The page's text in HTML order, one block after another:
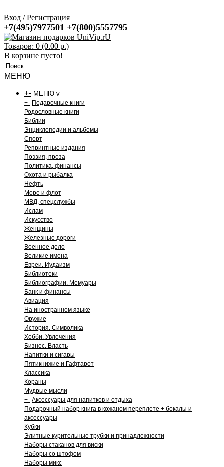
Вход /Регистрация
+7(495)7977501 +7(800)5557795
Товаров: 0 (0.00 р.)
В корзине пусто!
МЕНЮ
+- МЕНЮ v
+- Подарочные книги
Родословные книги
Библии
Энциклопедии и альбомы
Спорт
Репринтные издания
Поэзия, проза
Политика, финансы
Охота и рыбалка
Нефть
Море и флот
МВД, спецслужбы
Ислам
Искусство
Женщины
Железные дороги
Военное дело
Великие имена
Евреи. Иудаизм
Библиотеки
Библиографии. Мемуары
Банк и финансы
Авиация
На иностранном языке
Оружие
История. Символика
Хобби. Увлечения
Бизнес. Власть
Напитки и сигары
Пятикнижие и Гафтарот
Классика
Кораны
Мудрые мысли
+- Аксессуары для напитков и отдыха
Подарочный набор книга в кожаном переплете + бокалы и
аксессуары
Кубки
Элитные курительные трубки и принадлежности
Наборы стаканов для виски
Наборы со штофом
Наборы микс